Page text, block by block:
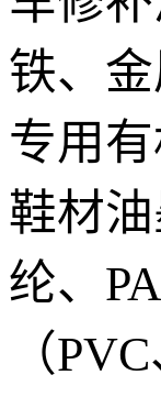
铁、
专用
鞋材
纶、
（